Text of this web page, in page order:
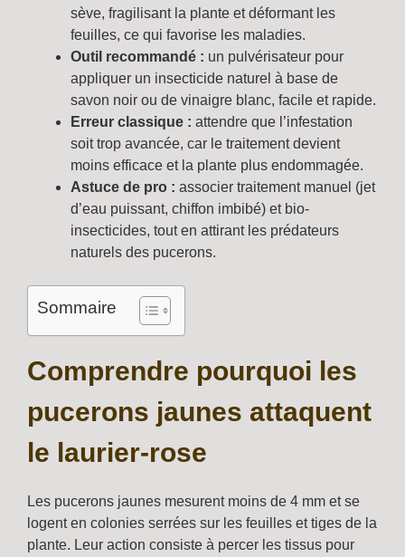
sève, fragilisant la plante et déformant les
feuilles, ce qui favorise les maladies.
Outil recommandé : un pulvérisateur pour
appliquer un insecticide naturel à base de
savon noir ou de vinaigre blanc, facile et rapide.
Erreur classique : attendre que l’infestation
soit trop avancée, car le traitement devient
moins efficace et la plante plus endommagée.
Astuce de pro : associer traitement manuel (jet
d’eau puissant, chiffon imbibé) et bio-
insecticides, tout en attirant les prédateurs
naturels des pucerons.
Sommaire
Comprendre pourquoi les
pucerons jaunes attaquent
le laurier-rose
Les pucerons jaunes mesurent moins de 4 mm et se
logent en colonies serrées sur les feuilles et tiges de la
plante. Leur action consiste à percer les tissus pour